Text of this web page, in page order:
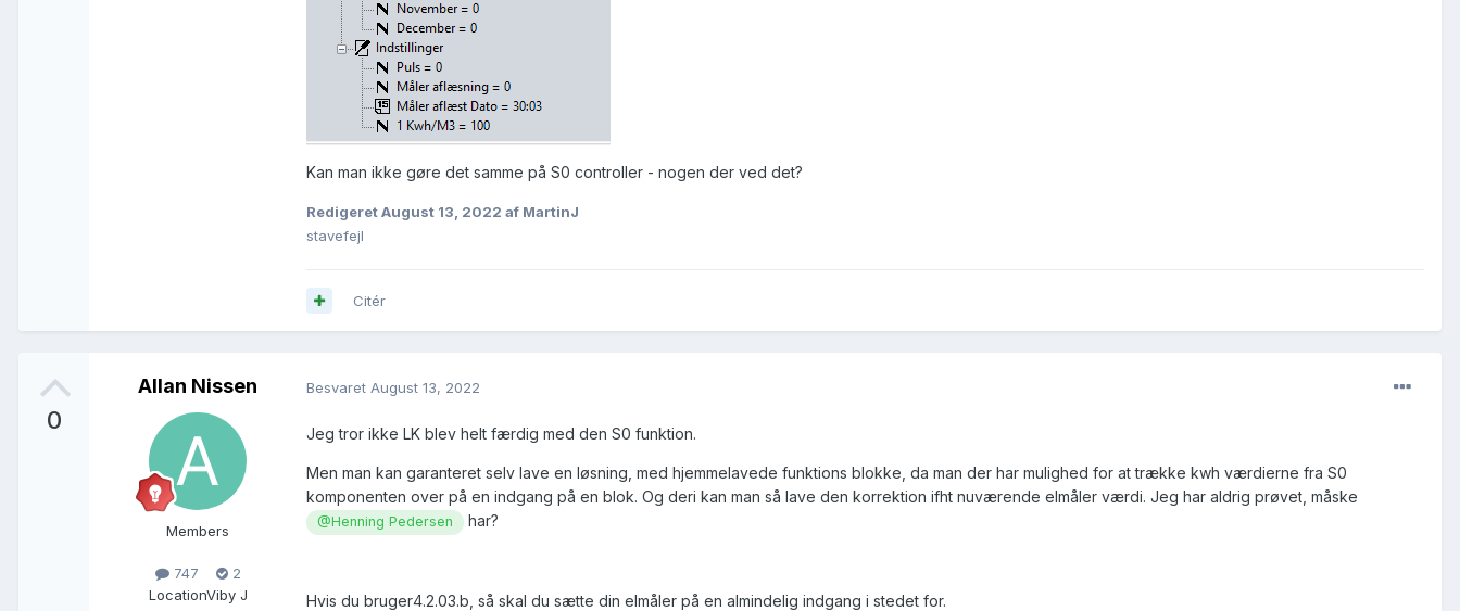
Kan man ikke gøre det samme på S0 controller - nogen der ved det?
RedigeretAugust 13, 2022 af MartinJ
stavefejl
Citér
0
Allan Nissen
Members
747
2
LocationViby J
Besvaret August 13, 2022
Jeg tror ikke LK blev helt færdig med den S0 funktion.
Men man kan garanteret selv lave en løsning, med hjemmelavede funktions blokke, da man der har mulighed for at trække kwh værdierne fra S0
komponenten over på en indgang på en blok. Og deri kan man så lave den korrektion ifht nuværende elmåler værdi. Jeg har aldrig prøvet, måske
@Henning Pedersen har?
Hvis du bruger4.2.03.b, så skal du sætte din elmåler på en almindelig indgang i stedet for.